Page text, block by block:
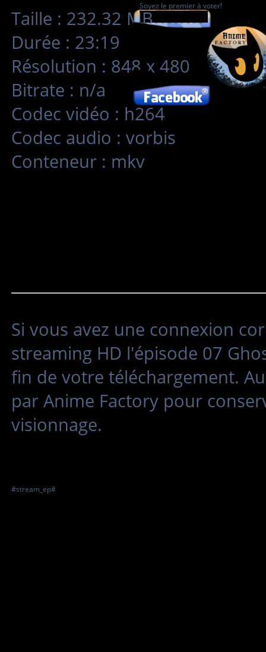
Taille : 232.32 MB
Durée : 23:19
Résolution : 848 x 480
Bitrate : n/a
Codec vidéo : h264
Codec audio : vorbis
Conteneur : mkv
Soyez le premier à voter!
Si vous avez une connexion
streaming HD l'épisode 07
fin de votre téléchargement.
par Anime Factory pour
visionnage.
#stream_ep#